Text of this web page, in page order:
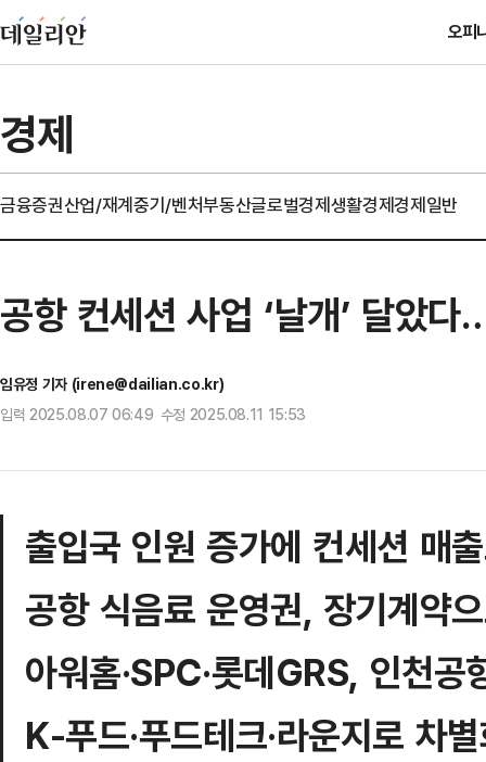
오피
경제
금융증권산업/재계중기/벤처부동산글로벌경제생활경제경제일반
공항 컨세션 사업 ‘날개’ 달았
임유정 기자 (irene@dailian.co.kr)
입력 2025.08.07 06:49 수정 2025.08.11 15:53
출입국 인원 증가에 컨세션 매출
공항 식음료 운영권, 장기계약
아워홈·SPC·롯데GRS, 인천
K-푸드·푸드테크·라운지로 차